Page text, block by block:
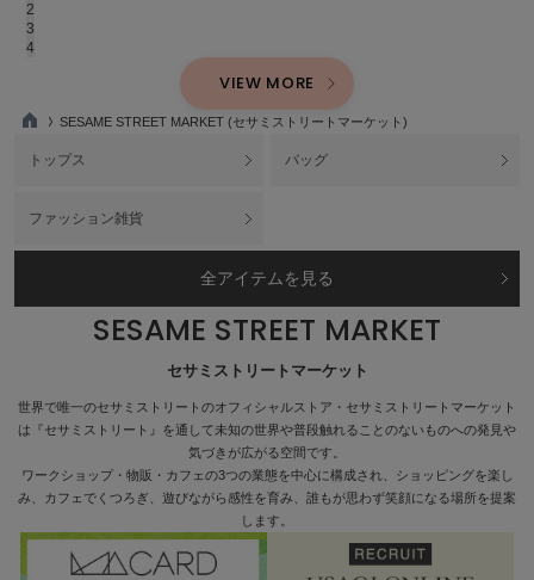
2
3
4
VIEW MORE
SESAME STREET MARKET (セサミストリートマーケット)
トップス バッグ
ファッション雑貨
全アイテムを見る
SESAME STREET MARKET
セサミストリートマーケット
世界で唯一のセサミストリートのオフィシャルストア・セサミストリートマーケット
は『セサミストリート』を通して未知の世界や普段触れることのないものへの発見や
気づきが広がる空間です。
ワークショップ・物販・カフェの3つの業態を中心に構成され、ショッピングを楽し
み、カフェでくつろぎ、遊びながら感性を育み、誰もが思わず笑顔になる場所を提案
します。